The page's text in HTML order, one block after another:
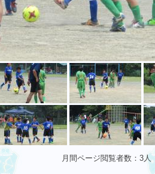
月間ページ閲覧者数：3人